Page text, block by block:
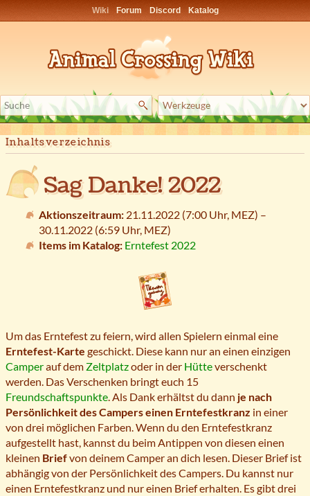
Wiki Forum Discord Katalog
Inhaltsverzeichnis
Sag Danke! 2022
Aktionszeitraum: 21.11.2022 (7:00 Uhr, MEZ) –
30.11.2022 (6:59 Uhr, MEZ)
Items im Katalog: Erntefest 2022
Um das Erntefest zu feiern, wird allen Spielern einmal eine
Erntefest-Karte geschickt. Diese kann nur an einen einzigen
Camperauf dem Zeltplatzoder in der Hütteverschenkt
werden. Das Verschenken bringt euch 15
Freundschaftspunkte. Als Dank erhältst du dann je nach
Persönlichkeit des Campers einen Erntefestkranz in einer
von drei möglichen Farben. Wenn du den Erntefestkranz
aufgestellt hast, kannst du beim Antippen von diesen einen
kleinen Briefvon deinem Camper an dich lesen. Dieser Brief ist
abhängig von der Persönlichkeit des Campers. Du kannst nur
einen Erntefestkranz und nur einen Brief erhalten. Es gibt drei